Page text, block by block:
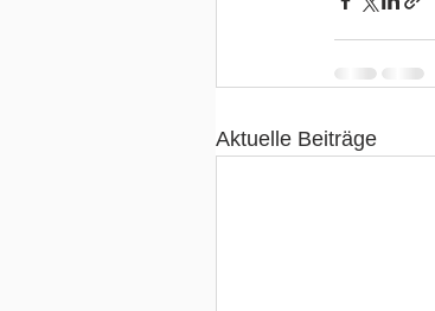
Aktuelle Beiträge